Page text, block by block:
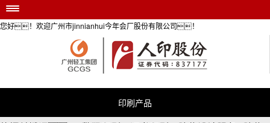
您好！欢迎广州市jinnianhui今年会厂股份有限公司！
印刷产品
/logo/ibanmencom.png首页
防伪资讯